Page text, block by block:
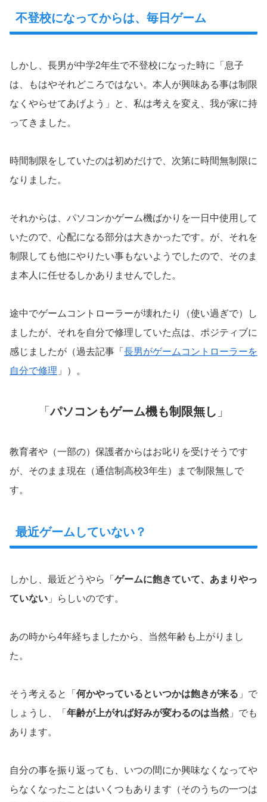
不登校になってからは、毎日ゲーム
しかし、長男が中学2年生で不登校になった時に「息子
は、もはやそれどころではない。本人が興味ある事は制限
なくやらせてあげよう」と、私は考えを変え、我が家に持
ってきました。
時間制限をしていたのは初めだけで、次第に時間無制限に
なりました。
それからは、パソコンかゲーム機ばかりを一日中使用して
いたので、心配になる部分は大きかったです。が、それを
制限しても他にやりたい事もないようでしたので、そのま
ま本人に任せるしかありませんでした。
途中でゲームコントローラーが壊れたり（使い過ぎで）し
ましたが、それを自分で修理していた点は、ポジティブに
感じましたが（過去記事「 長男がゲームコントローラーを
自分で修理 」）。
「パソコンもゲーム機も制限無し 」
教育者や（一部の）保護者からはお叱りを受けそうです
が、そのまま現在（通信制高校3年生）まで制限無しで
す。
最近ゲームしていない？
しかし、最近どうやら「 ゲームに飽きていて、あまりやっ
ていない 」らしいのです。
あの時から4年経ちましたから、当然年齢も上がりまし
た。
そう考えると「 何かやっているといつかは飽きが来る 」で
しょうし、「 年齢が上がれば好みが変わるのは当然 」でも
あります。
自分の事を振り返っても、いつの間にか興味なくなってや
らなくなったことはいくつもあります（そのうちの一つは